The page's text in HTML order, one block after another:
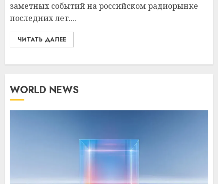
заметных событий на российском радиорынке
последних лет....
ЧИТАТЬ ДАЛЕЕ
WORLD NEWS